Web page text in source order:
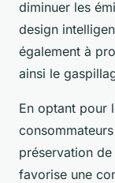
diminuer les
design
également à
ainsi le
En optant pour
préservation de
favorise une